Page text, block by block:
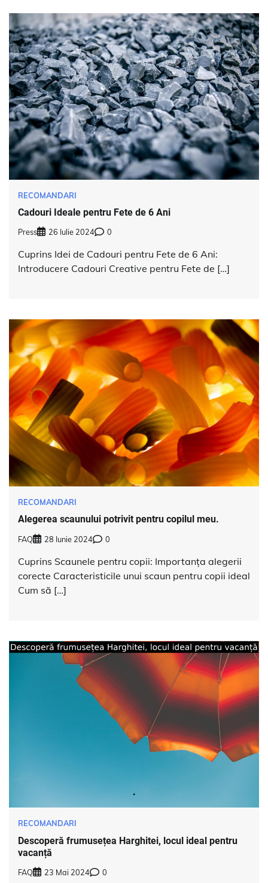
RECOMANDARI
Cadouri Ideale pentru Fete de 6 Ani
Press 26 Iulie 2024 0
Cuprins Idei de Cadouri pentru Fete de 6 Ani:
Introducere Cadouri Creative pentru Fete de […]
RECOMANDARI
Alegerea scaunului potrivit pentru copilul meu.
FAQ 28 Iunie 2024 0
Cuprins Scaunele pentru copii: Importanța alegerii
corecte Caracteristicile unui scaun pentru copii ideal
Cum să […]
RECOMANDARI
Descoperă frumusețea Harghitei, locul ideal pentru
vacanță
FAQ 23 Mai 2024 0